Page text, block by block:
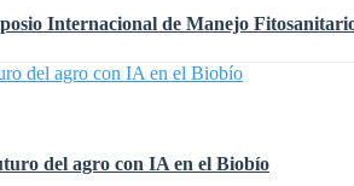
Internacional de Manejo
del agro con IA en el Biobío